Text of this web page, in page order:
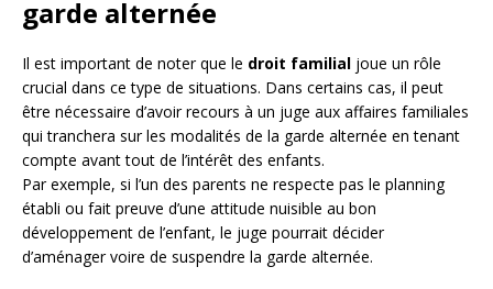
garde alternée
Il est important de noter que le droit familial joue un rôle
crucial dans ce type de situations. Dans certains cas, il peut
être nécessaire d’avoir recours à un juge aux affaires familiales
qui tranchera sur les modalités de la garde alternée en tenant
compte avant tout de l’intérêt des enfants.
Par exemple, si l’un des parents ne respecte pas le planning
établi ou fait preuve d’une attitude nuisible au bon
développement de l’enfant, le juge pourrait décider
d’aménager voire de suspendre la garde alternée.